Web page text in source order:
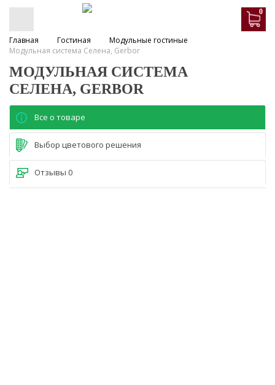
0
Главная Гостиная
Модульные гостиные
Модульная система Селена, Gerbor
МОДУЛЬНАЯ СИСТЕМА
СЕЛЕНА, GERBOR
Все о товаре
Выбор цветового решения
Отзывы 0